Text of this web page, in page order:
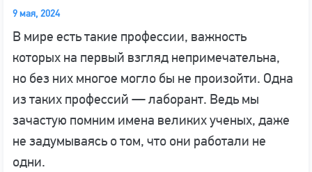
9 мая, 2024
В мире есть такие профессии, важность
которых на первый взгляд непримечательна,
но без них многое могло бы не произойти. Одна
из таких профессий — лаборант. Ведь мы
зачастую помним имена великих ученых, даже
не задумываясь о том, что они работали не
одни.